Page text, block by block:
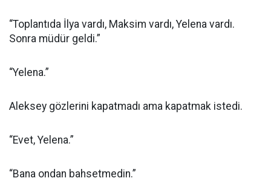
“Toplantıda İlya vardı, Maksim vardı, Yelena vardı.
Sonra müdür geldi.”
“Yelena.”
Aleksey gözlerini kapatmadı ama kapatmak istedi.
“Evet, Yelena.”
“Bana ondan bahsetmedin.”